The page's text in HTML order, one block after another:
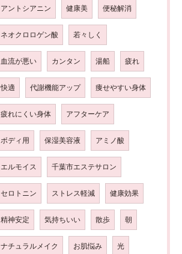
アントシアニン 健康美 便秘解消
ネオクロロゲン酸 若々しく
血流が悪い カンタン 湯船 疲れ
快適 代謝機能アップ 痩せやすい身体
疲れにくい身体 アフターケア
ボディ用 保湿美容液 アミノ酸
エルモイス 千葉市エステサロン
セロトニン ストレス軽減 健康効果
精神安定 気持ちいい 散歩 朝
ナチュラルメイク お肌悩み 光